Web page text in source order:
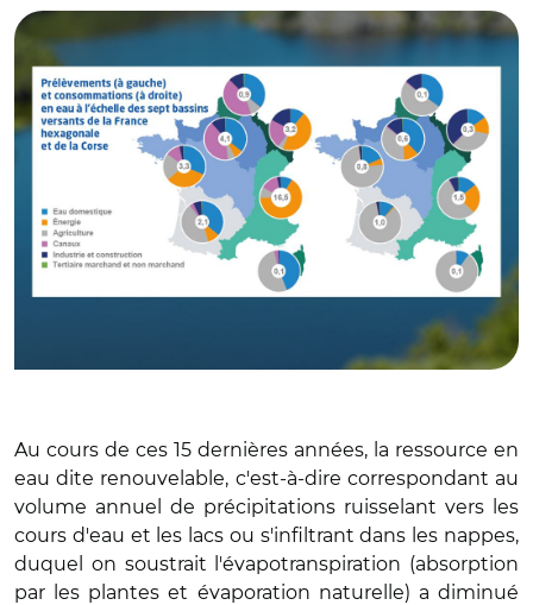
Au cours de ces 15 dernières années, la ressource en
eau dite renouvelable, c'est-à-dire correspondant au
volume annuel de précipitations ruisselant vers les
cours d'eau et les lacs ou s'infiltrant dans les nappes,
duquel on soustrait l'évapotranspiration (absorption
par les plantes et évaporation naturelle) a diminué